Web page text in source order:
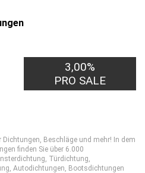
3,00%
PRO SALE
Beschläge und mehr! In dem
finden Sie über 6.000
Türdichtung,
Autodichtungen, Bootsdichtungen